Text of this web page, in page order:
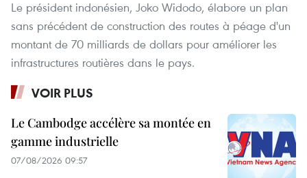
Le président indonésien, Joko Widodo, élabore un plan
sans précédent de construction des routes à péage d'un
montant de 70 milliards de dollars pour améliorer les
infrastructures routières dans le pays.
VOIR PLUS
Le Cambodge accélère sa montée en
gamme industrielle
07/08/2026 09:57